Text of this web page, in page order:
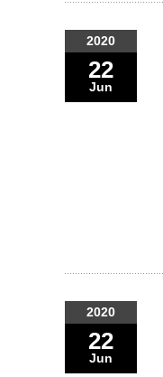
2020
22
Jun
2020
22
Jun